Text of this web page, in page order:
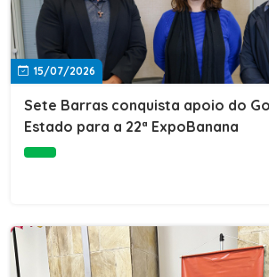
15/07/2026
Sete Barras conquista apoio do
Estado para a 22ª ExpoBanana